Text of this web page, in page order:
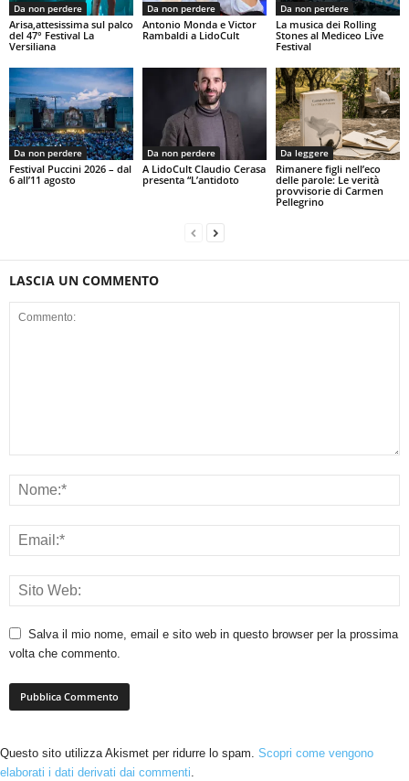
Da non perdere
Arisa,attesissima sul palco
del 47° Festival La
Versiliana
Da non perdere
Antonio Monda e Victor
Rambaldi a LidoCult
Da non perdere
La musica dei Rolling
Stones al Mediceo Live
Festival
Da non perdere
Festival Puccini 2026 – dal
6 all’11 agosto
Da non perdere
A LidoCult Claudio Cerasa
presenta “L’antidoto
Da leggere
Rimanere figli nell’eco
delle parole: Le verità
provvisorie di Carmen
Pellegrino
LASCIA UN COMMENTO
Salva il mio nome, email e sito web in questo browser per la prossima
volta che commento.
Questo sito utilizza Akismet per ridurre lo spam. Scopri come vengono
elaborati i dati derivati dai commenti.